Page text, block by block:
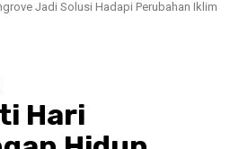
Jadi Solusi Hadapi Perubahan Iklim
Hari